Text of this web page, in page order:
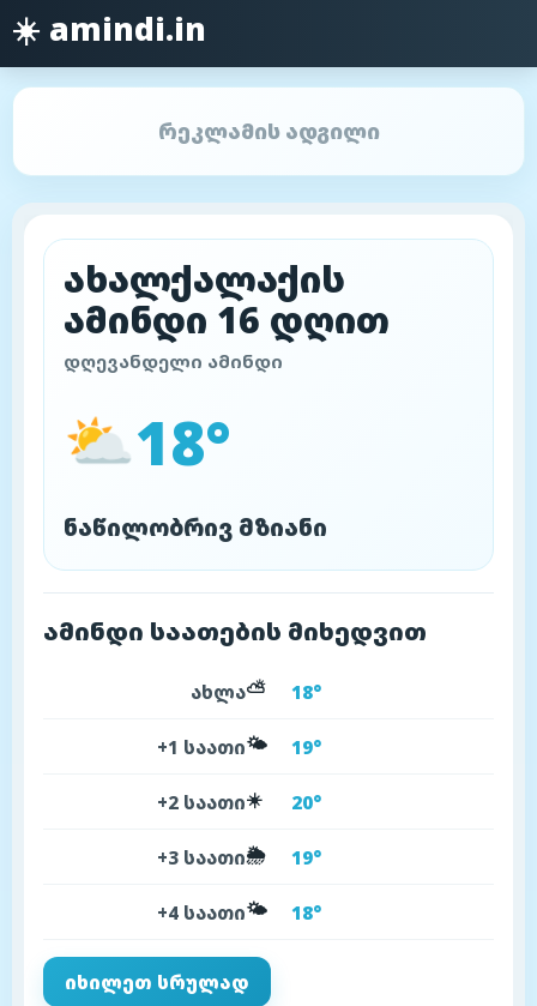
☀️ amindi.in
რეკლამის ადგილი
ახალქალაქის
ამინდი 16 დღით
დღევანდელი ამინდი
⛅18°
ნაწილობრივ მზიანი
ამინდი საათების მიხედვით
ახლა⛅ 18°
+1 საათი🌤️ 19°
+2 საათი☀️ 20°
+3 საათი🌦️ 19°
+4 საათი🌤️ 18°
იხილეთ სრულად